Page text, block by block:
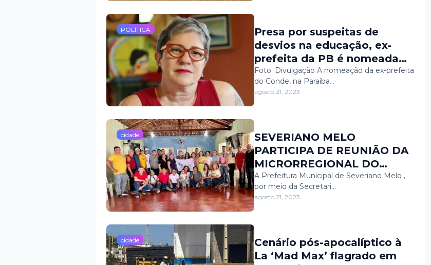
Maurílio Dias, e válida pelo
Grupo A.
POLÍTICA
Presa por suspeitas de
desvios na educação, ex-
prefeita da PB é nomeada
no Ministério da Educação
Foto: Divulgação A nomeação da ex-prefeita
do Conde, na Paraíba…
agosto 21, 2023
cidade
SEVERIANO MELO
PARTICIPA DE REUNIÃO DA
MICRORREGIONAL DO
MÉDIO OESTE POTIGUAR
A Prefeitura Municipal de Severiano Melo ,
por meio da Secretari…
agosto 21, 2023
cidade
Cenário pós-apocalíptico à
La ‘Mad Max’ flagrado em